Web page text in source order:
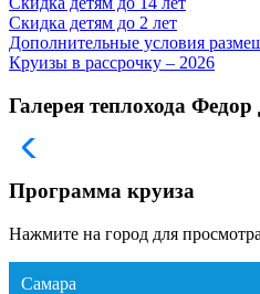
Скидка детям до 2 лет
Дополнительные условия
Круизы в рассрочку – 2026
Галерея теплохода Федор
Программа круиза
Нажмите на город для
Самара